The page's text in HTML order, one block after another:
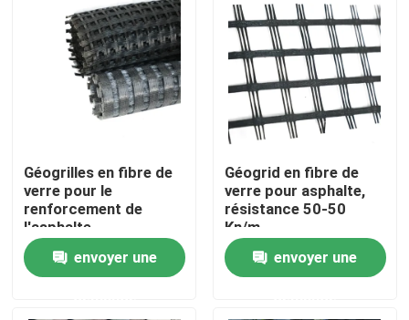
Aperçu
Produits
Vidéos
Géogrilles en fibre de
verre pour le
renforcement de
l'asphalte
envoyer une
Géogrid en fibre de
verre pour asphalte,
résistance 50-50
Kn/m
envoyer une